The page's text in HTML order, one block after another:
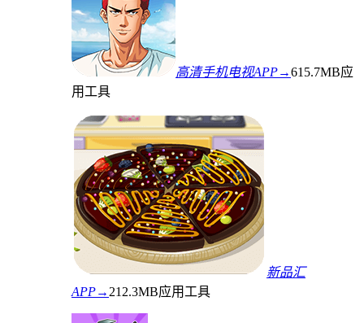
高清手机电视APP→615.7MB应
用工具
新品汇
APP→ 212.3MB应用工具